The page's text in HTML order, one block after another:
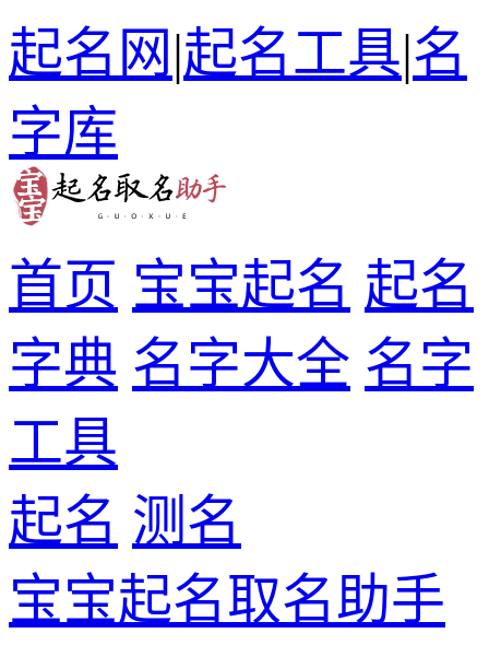
起名网|起名工具|名
字库
首页 宝宝起名 起名
字典 名字大全 名字
工具
起名 测名
宝宝起名取名助手